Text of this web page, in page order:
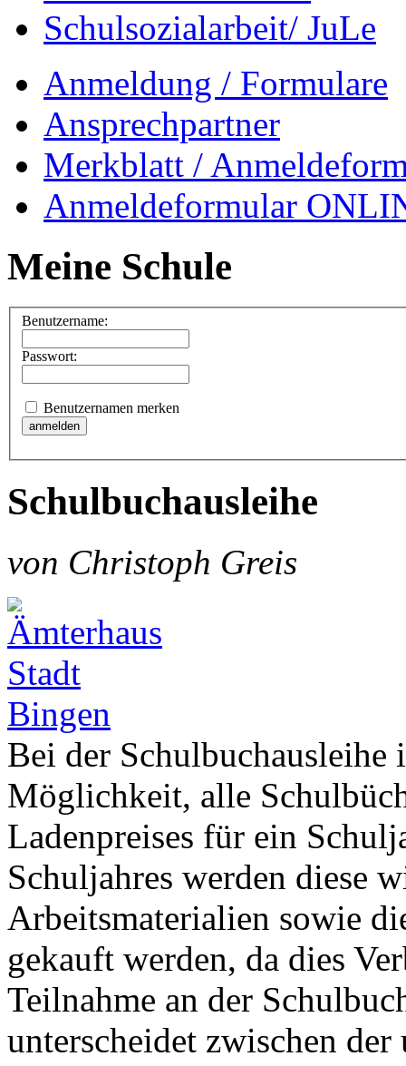
Schulsozialarbeit/ JuLe
Anmeldung / Formulare
Ansprechpartner
Merkblatt /
Anmeldeformular
Meine Schule
Benutzername:
Passwort:
Benutzernamen merken
Schulbuchausleihe
von Christoph Greis
Bei der Schulbuchausleihe
Möglichkeit, alle
Ladenpreises für ein
Schuljahres werden diese
Arbeitsmaterialien sowie
gekauft werden, da dies
Teilnahme an der
unterscheidet zwischen